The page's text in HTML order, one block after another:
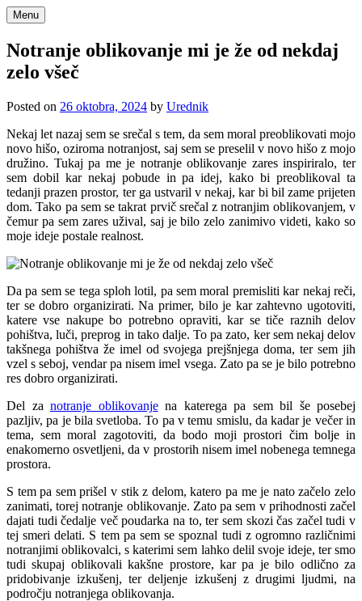
Skip
to
content
Menu
Notranje oblikovanje mi je že od nekdaj
zelo všeč
Posted on 26 oktobra, 2024 by Urednik
Nekaj let nazaj sem se srečal s tem, da sem moral preoblikovati mojo
novo hišo, oziroma notranjost, saj sem se preselil v novo hišo z mojo
družino. Tukaj pa me je notranje oblikovanje zares inspiriralo, ter
sem dobil kar nekaj pobude in pa idej, kako bi preoblikoval ta
tedanji prazen prostor, ter ga ustvaril v nekaj, kar bi bil zame prijeten
dom. Tako pa sem se takrat prvič srečal z notranjim oblikovanjem, v
čemur pa sem zares užival, saj je bilo zelo zanimivo videti, kako so
moje ideje postale realnost.
Da pa sem se tega sploh lotil, pa sem moral premisliti kar nekaj reči,
ter se dobro organizirati. Na primer, bilo je kar zahtevno ugotoviti,
katere vse nakupe bo potrebno opraviti, kar se tiče raznih delov
pohištva, luči, preprog in tako dalje. To pa zato, ker sem nekaj delov
takšnega pohištva že imel od svojega prejšnjega doma, ter sem jih
vzel s seboj, vendar pa nisem imel vsega. Zato pa se je bilo potrebno
res dobro organizirati.
Del za notranje oblikovanjena katerega pa sem bil še posebej
pazljiv, pa je bila svetloba. To pa v temu smislu, da kadar je večer in
tema, sem moral zagotoviti, da bodo moji prostori čim bolje in
enakomerno osvetljeni, da v prostorih nisem imel nobenega temnega
prostora.
S tem pa sem prišel v stik z delom, katero pa me je nato začelo zelo
zanimati, torej notranje oblikovanje. Zato pa sem v prihodnosti začel
dajati tudi čedalje več poudarka na to, ter sem skozi čas začel tudi v
tej smeri delati. S tem pa sem se spoznal tudi z ogromno različnimi
notranjimi oblikovalci, s katerimi sem lahko delil svoje ideje, ter smo
tudi skupaj oblikovali kakšne prostore, kar pa je bilo odlično za
pridobivanje izkušenj, ter deljenje izkušenj z drugimi ljudmi, na
področju notranjega oblikovanja.